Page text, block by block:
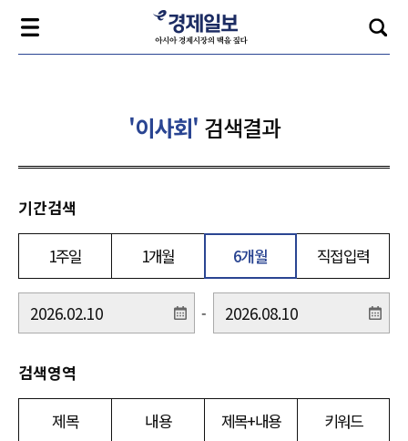
'이사회' 검색결과
기간검색
1주일 1개월 6개월 직접입력
-
검색영역
제목 내용 제목+내용 키워드